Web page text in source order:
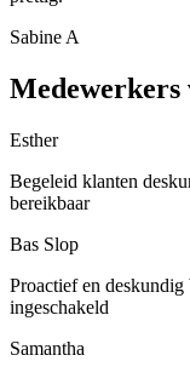
Sabine A
Esther
Begeleid klanten
bereikbaar
Bas Slop
Proactief en
ingeschakeld
Samantha